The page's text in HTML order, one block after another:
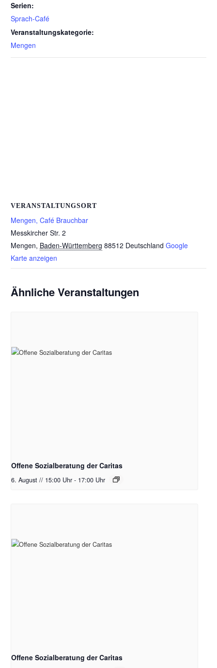
Serien:
Sprach-Café
Veranstaltungskategorie:
Mengen
VERANSTALTUNGSORT
Mengen, Café Brauchbar
Messkircher Str. 2
Mengen, Baden-Württemberg 88512 Deutschland Google
Karte anzeigen
Ähnliche Veranstaltungen
Offene Sozialberatung der Caritas
6. August // 15:00 Uhr - 17:00 Uhr
Offene Sozialberatung der Caritas